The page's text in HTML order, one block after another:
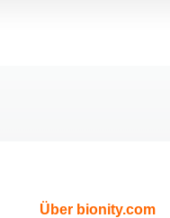
Über bionity.com